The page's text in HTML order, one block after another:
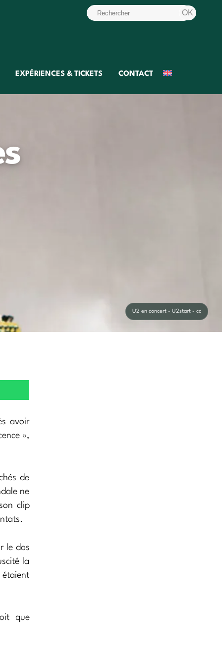
EXPÉRIENCES & TICKETS CONTACT
U2 en concert - U2start - cc
avoir
»,
de
ne
clip
le dos
la
que